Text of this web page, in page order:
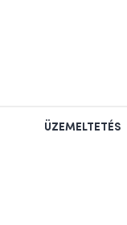
ÜZEMELTETÉS